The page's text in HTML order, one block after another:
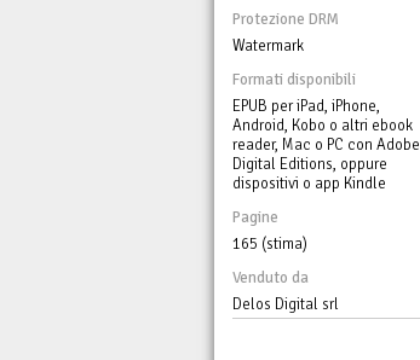
Protezione DRM
Watermark
Formati disponibili
EPUB per iPad, iPhone,
Android, Kobo o altri ebook
reader, Mac o PC con Adobe
Digital Editions, oppure
dispositivi o app Kindle
Pagine
165 (stima)
Venduto da
Delos Digital srl